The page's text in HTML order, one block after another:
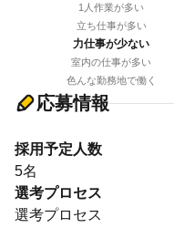
1人作業が多い
立ち仕事が多い
力仕事が少ない
室内の仕事が多い
色んな勤務地で働く
応募情報
採用予定人数
5名
選考プロセス
選考プロセス